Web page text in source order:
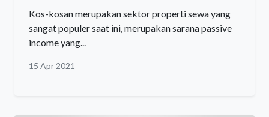
Kos-kosan merupakan sektor properti sewa yang
sangat populer saat ini, merupakan sarana passive
income yang...
15 Apr 2021